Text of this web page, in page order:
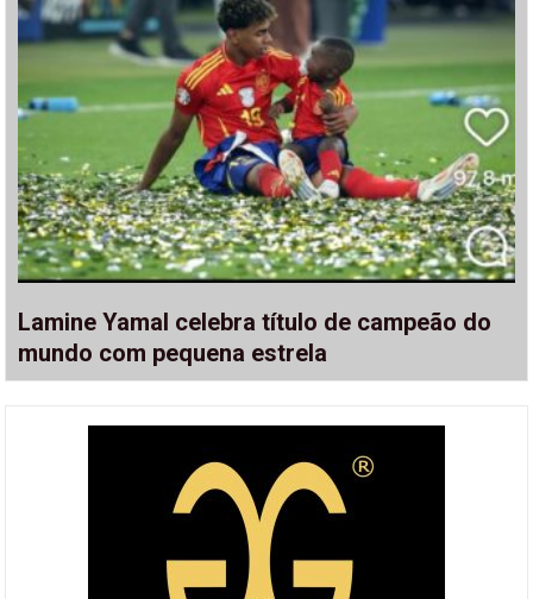
Lamine Yamal celebra título de campeão do
mundo com pequena estrela